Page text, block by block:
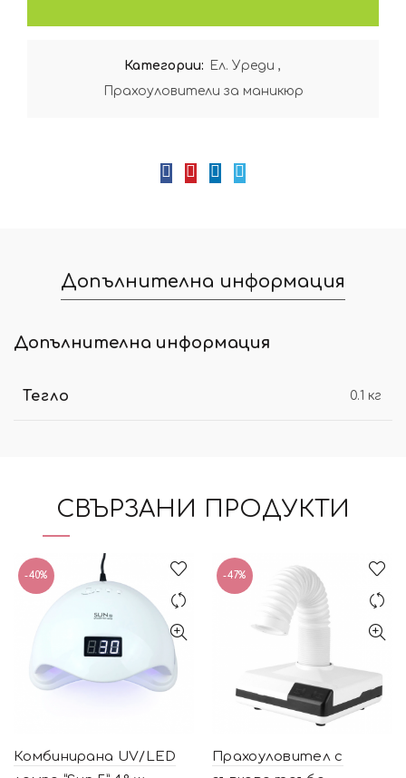
Категории: Ел. Уреди ,
Прахоуловители за маникюр
Допълнителна информация
Допълнителна информация
Тегло 0.1 кг
СВЪРЗАНИ ПРОДУКТИ
-40%
Комбинирана UV/LED
-47%
Прахоуловител с